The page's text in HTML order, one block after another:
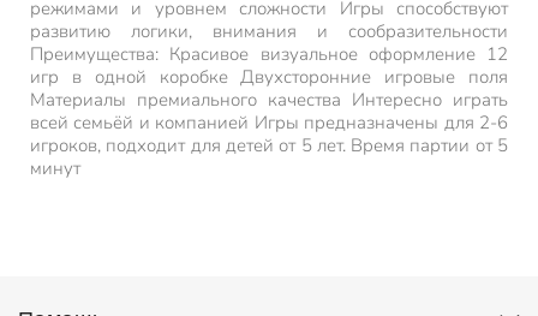
режимами и уровнем сложности Игры способствуют
развитию логики, внимания и сообразительности
Преимущества: Красивое визуальное оформление 12
игр в одной коробке Двухсторонние игровые поля
Материалы премиального качества Интересно играть
всей семьёй и компанией Игры предназначены для 2-6
игроков, подходит для детей от 5 лет. Время партии от 5
минут